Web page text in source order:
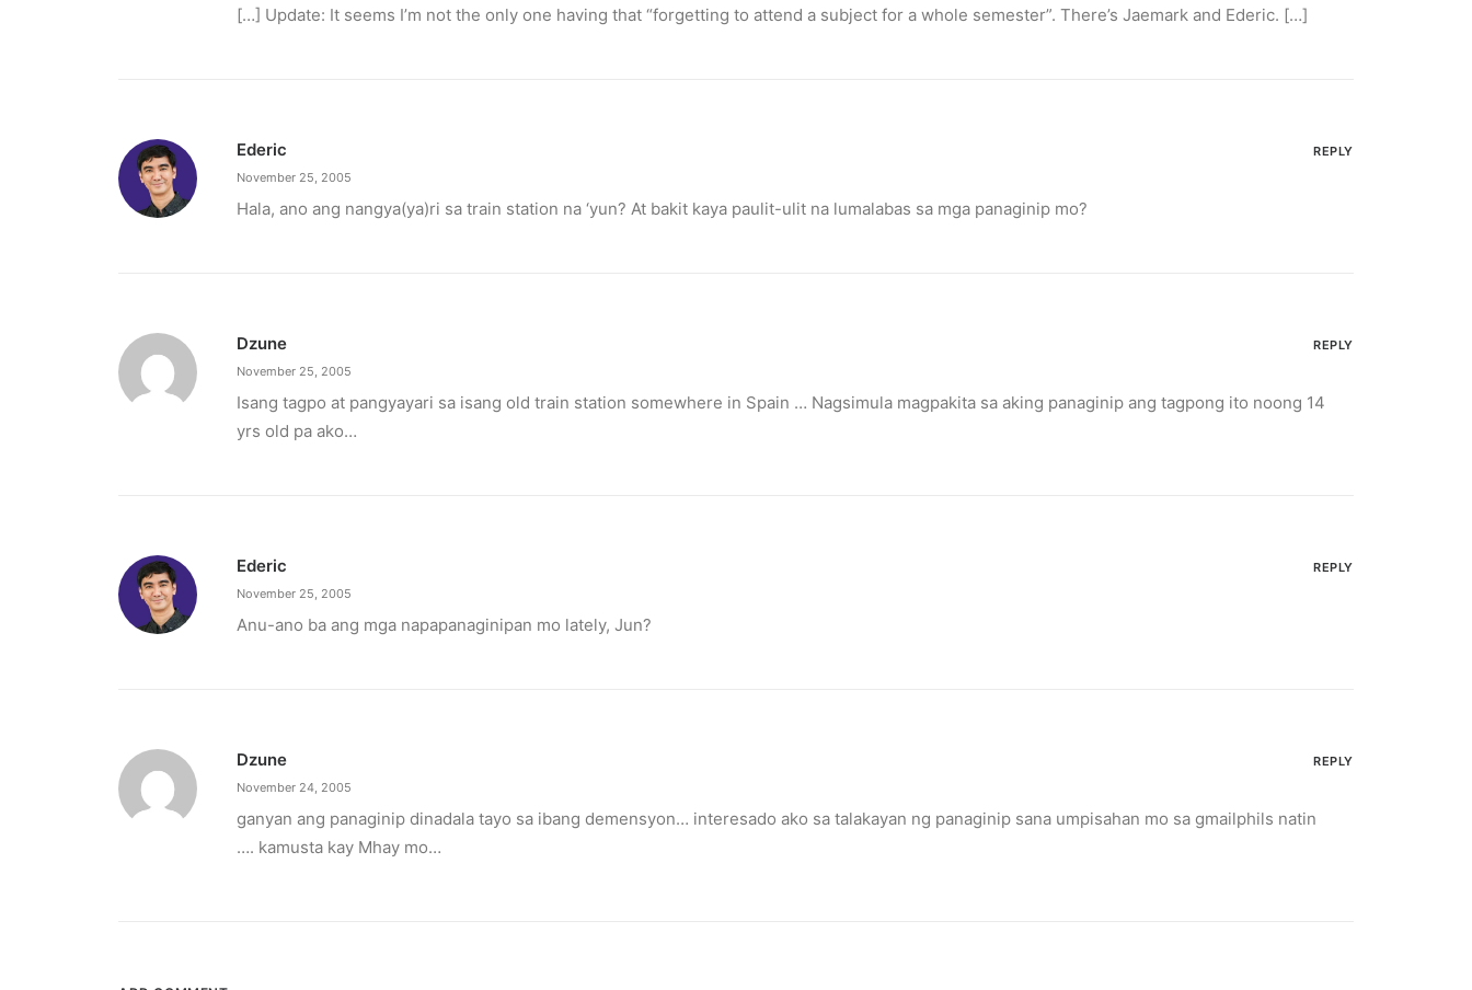
by ederic.net
[…] Update: It seems I’m not the only one having that “forgetting to attend a subject for a whole semester”. There’s Jaemark and Ederic. […]
Ederic
November 25, 2005
Hala, ano ang nangya(ya)ri sa train station na ‘yun? At bakit kaya paulit-ulit na lumalabas sa mga panaginip mo?
REPLY
Dzune
November 25, 2005
Isang tagpo at pangyayari sa isang old train station somewhere in Spain … Nagsimula magpakita sa aking panaginip ang tagpong ito noong 14
yrs old pa ako…
REPLY
Ederic
November 25, 2005
Anu-ano ba ang mga napapanaginipan mo lately, Jun?
REPLY
Dzune
November 24, 2005
ganyan ang panaginip dinadala tayo sa ibang demensyon… interesado ako sa talakayan ng panaginip sana umpisahan mo sa gmailphils natin
…. kamusta kay Mhay mo…
REPLY